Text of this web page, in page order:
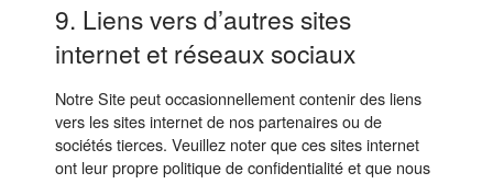
9. Liens vers d’autres sites
internet et réseaux sociaux
Notre Site peut occasionnellement contenir des liens
vers les sites internet de nos partenaires ou de
sociétés tierces. Veuillez noter que ces sites internet
ont leur propre politique de confidentialité et que nous